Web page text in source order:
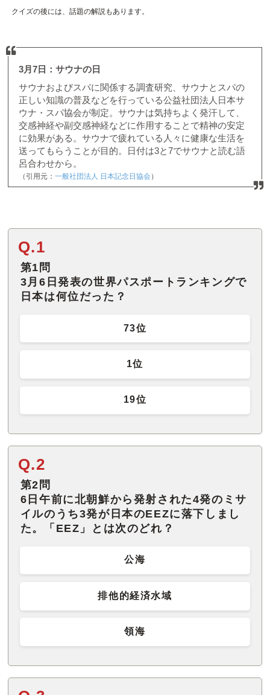
クイズの後には、話題の解説もあります。
3月7日：サウナの日
サウナおよびスパに関係する調査研究、サウナとスパの
正しい知識の普及などを行っている公益社団法人日本サ
ウナ・スパ協会が制定。サウナは気持ちよく発汗して、
交感神経や副交感神経などに作用することで精神の安定
に効果がある。サウナで疲れている人々に健康な生活を
送ってもらうことが目的。日付は3と7でサウナと読む語
呂合わせから。
（引用元： 一般社団法人 日本記念日協会）
Q.1
第1問
3月6日発表の世界パスポートランキングで
日本は何位だった？
73位
1位
19位
Q.2
第2問
6日午前に北朝鮮から発射された4発のミサ
イルのうち3発が日本のEEZに落下しまし
た。「EEZ」とは次のどれ？
公海
排他的経済水域
領海